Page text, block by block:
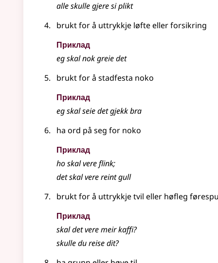
alle skulle gjere si plikt
brukt for å uttrykkje løfte eller forsikring
Приклад
eg skal nok greie det
brukt for å stadfesta noko
Приклад
eg skal seie det gjekk bra
ha ord på seg for noko
Приклад
ho skal vere flink;
det skal vere reint gull
brukt for å uttrykkje tvil eller høfleg
Приклад
skal det vere meir kaffi?
skulle du reise dit?